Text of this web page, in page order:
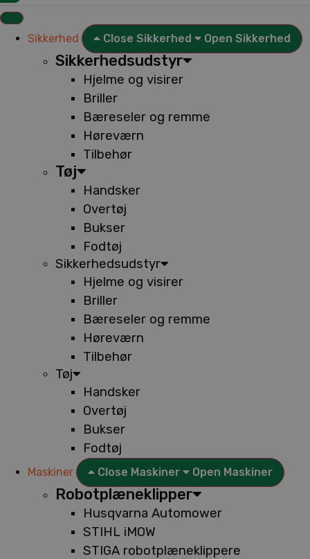
Sikkerhed Close Sikkerhed Open Sikkerhed
Sikkerhedsudstyr
Hjelme og visirer
Briller
Bæreseler og remme
Høreværn
Tilbehør
Tøj
Handsker
Overtøj
Bukser
Fodtøj
Sikkerhedsudstyr
Hjelme og visirer
Briller
Bæreseler og remme
Høreværn
Tilbehør
Tøj
Handsker
Overtøj
Bukser
Fodtøj
Maskiner Close Maskiner Open Maskiner
Robotplæneklipper
Husqvarna Automower
STIHL iMOW
STIGA robotplæneklippere